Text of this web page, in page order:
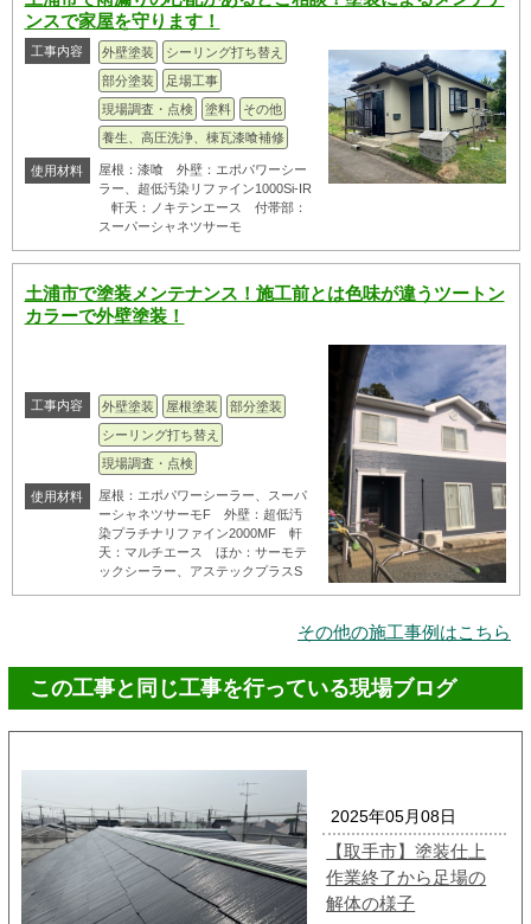
ンスで家屋を守ります！
工事内容 外壁塗装
シーリング打ち替え
部分塗装
足場工事
現場調査・点検
塗料
その他
養生、高圧洗浄、棟瓦漆喰補修
使用材料
屋根：漆喰 外壁：エポパワーシー
ラー、超低汚染リファイン1000Si-IR
軒天：ノキテンエース 付帯部：
スーパーシャネツサーモ
土浦市で塗装メンテナンス！施工前とは色味が違うツートン
カラーで外壁塗装！
工事内容 外壁塗装 屋根塗装
部分塗装
シーリング打ち替え
現場調査・点検
使用材料
屋根：エポパワーシーラー、スーパ
ーシャネツサーモF 外壁：超低汚
染プラチナリファイン2000MF 軒
天：マルチエース ほか：サーモテ
ックシーラー、アステックプラスS
その他の施工事例はこちら
この工事と同じ工事を行っている現場ブログ
2025年05月08日
【取手市】塗装仕上
作業終了から足場の
解体の様子